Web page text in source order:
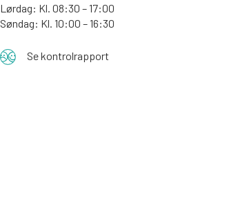
Lørdag: Kl. 08:30 – 17:00
Søndag: Kl. 10:00 – 16:30
Se kontrolrapport